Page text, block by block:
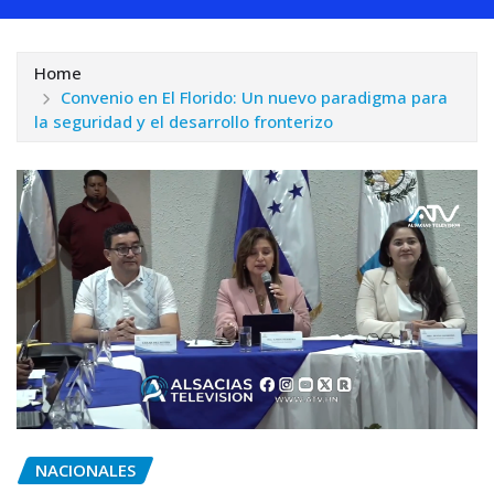
Home
Convenio en El Florido: Un nuevo paradigma para
la seguridad y el desarrollo fronterizo
NACIONALES